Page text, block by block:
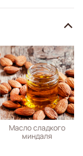
Масло сладкого
миндаля